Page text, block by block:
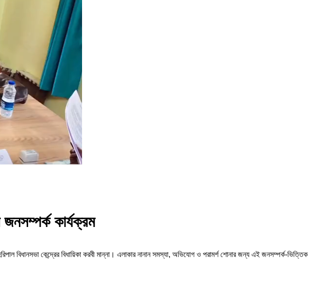
জনসম্পর্ক কার্যক্রম
বিধানসভা কেন্দ্রের বিধায়িকা করবী মান্না। এলাকার নানান সমস্যা, অভিযোগ ও পরামর্শ শোনার জন্য এই জনসম্পর্ক-ভিত্তিক